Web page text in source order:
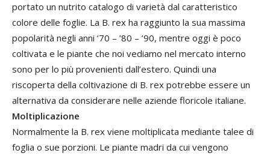
portato un nutrito catalogo di varietà dal caratteristico
colore delle foglie. La B. rex ha raggiunto la sua massima
popolarità negli anni ’70 – ’80 – ’90, mentre oggi è poco
coltivata e le piante che noi vediamo nel mercato interno
sono per lo più provenienti dall’estero. Quindi una
riscoperta della coltivazione di B. rex potrebbe essere un
alternativa da considerare nelle aziende floricole italiane.
Moltiplicazione
Normalmente la B. rex viene moltiplicata mediante talee di
foglia o sue porzioni. Le piante madri da cui vengono